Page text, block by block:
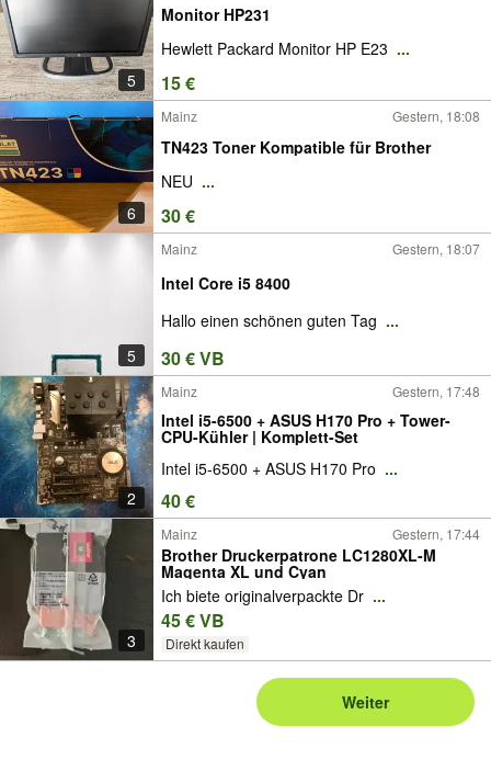
5
Monitor HP231
Hewlett Packard Monitor HP E23 ...
15 €
6
Mainz Gestern, 18:08
TN423 Toner Kompatible für Brother
NEU ...
30 €
5
Mainz Gestern, 18:07
Intel Core i5 8400
Hallo einen schönen guten Tag ...
30 € VB
2
Mainz Gestern, 17:48
Intel i5-6500 + ASUS H170 Pro + Tower-
CPU-Kühler | Komplett-Set
Intel i5-6500 + ASUS H170 Pro ...
40 €
3
Mainz Gestern, 17:44
Brother Druckerpatrone LC1280XL-M
Magenta XL und Cyan
Ich biete originalverpackte Dr ...
45 € VB
Direkt kaufen
Weiter